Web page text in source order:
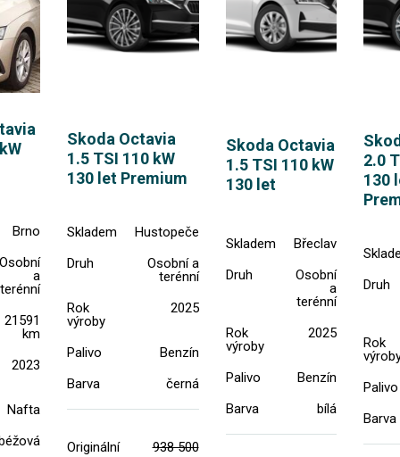
Brno
a
terénní
21591
km
2023
Nafta
Skoda Octavia
1.5 TSI 110 kW
130 let Premium
Skladem
Hustopeče
Druh
Osobní a
terénní
Rok
výroby
2025
Palivo
Benzín
Barva
černá
Originální
938 500
Skoda Octavia
1.5 TSI 110 kW
130 let
Skladem
Břeclav
Druh
Osobní
a
terénní
Rok
výroby
2025
Palivo
Benzín
Barva
bílá
2.0
130
Druh
Rok
Palivo
Barva